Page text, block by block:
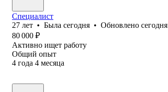
Специалист
27 лет • Была сегодня • Обновлено сегодня
80 000 ₽
Активно ищет работу
Общий опыт
4 года 4 месяца